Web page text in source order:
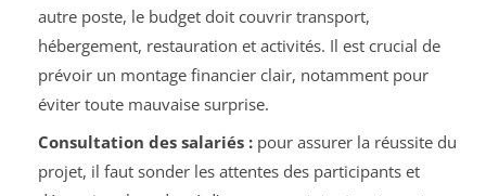
autre poste, le budget doit couvrir transport,
hébergement, restauration et activités. Il est crucial de
prévoir un montage financier clair, notamment pour
éviter toute mauvaise surprise.
Consultation des salariés :pour assurer la réussite du
projet, il faut sonder les attentes des participants et